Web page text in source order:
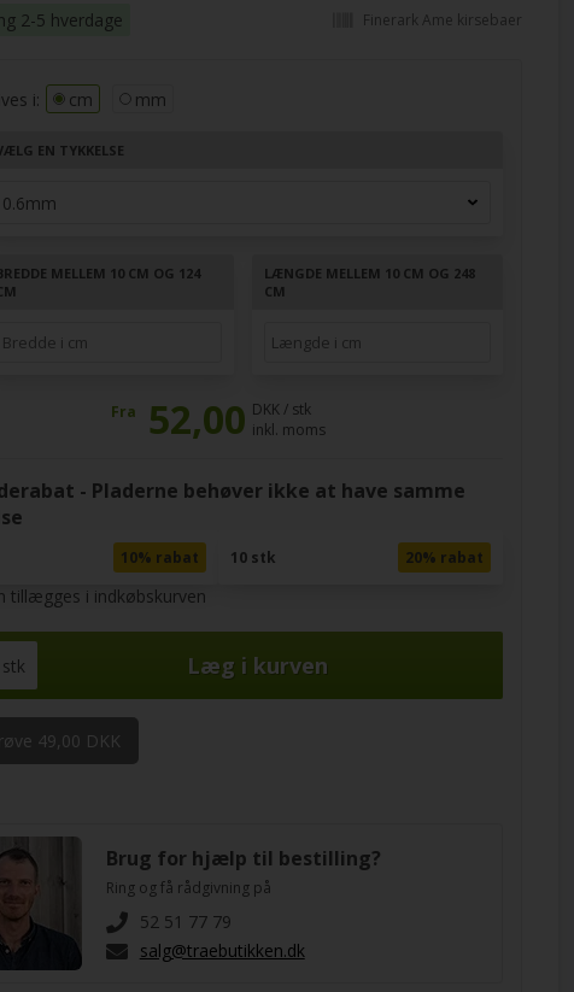
2-5 hverdage Finerark Ame kirsebaer
i: cm mm
EN TYKKELSE
MELLEM 10 CM OG 124
LÆNGDE MELLEM 10 CM OG 248
CM
Fra 52,00 DKK / stk
inkl. moms
- Pladerne behøver ikke at have samme
10% rabat 10 stk 20% rabat
tillægges i indkøbskurven
stk
49,00 DKK
Brug for hjælp til bestilling?
Ring og få rådgivning på
52 51 77 79
salg@traebutikken.dk